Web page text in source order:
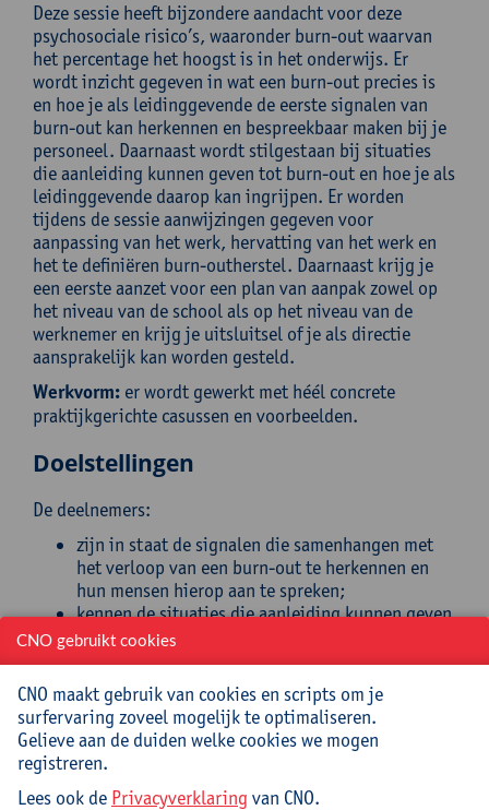
Deze sessie heeft bijzondere aandacht voor deze
psychosociale risico’s, waaronder burn-out waarvan
het percentage het hoogst is in het onderwijs. Er
wordt inzicht gegeven in wat een burn-out precies is
en hoe je als leidinggevende de eerste signalen van
burn-out kan herkennen en bespreekbaar maken bij je
personeel. Daarnaast wordt stilgestaan bij situaties
die aanleiding kunnen geven tot burn-out en hoe je als
leidinggevende daarop kan ingrijpen. Er worden
tijdens de sessie aanwijzingen gegeven voor
aanpassing van het werk, hervatting van het werk en
het te definiëren burn-outherstel. Daarnaast krijg je
een eerste aanzet voor een plan van aanpak zowel op
het niveau van de school als op het niveau van de
werknemer en krijg je uitsluitsel of je als directie
aansprakelijk kan worden gesteld.
Werkvorm: er wordt gewerkt met héél concrete
praktijkgerichte casussen en voorbeelden.
Doelstellingen
De deelnemers:
zijn in staat de signalen die samenhangen met
het verloop van een burn-out te herkennen en
hun mensen hierop aan te spreken;
kennen de situaties die aanleiding kunnen geven
tot burn-out en hoe ze daarop kunnen ingrijpen
als leidinggevende;
kennen de voorwaarden onder dewelke het
herstel van een burn-out bij werkhervatting
geoptimaliseerd wordt;
zijn in staat een plan van aanpak op te stellen
zowel op het niveau van de werknemer als op het
niveau van de school.
CNO gebruikt cookies
CNO maakt gebruik van cookies en scripts om je
surfervaring zoveel mogelijk te optimaliseren.
Gelieve aan de duiden welke cookies we mogen
registreren.
Lees ook de Privacyverklaring van CNO.